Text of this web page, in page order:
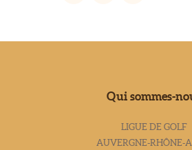
Qui sommes-
LIGUE DE GOLF
AUVERGNE-RHÔNE-